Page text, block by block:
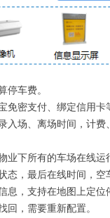
停车费。
密支付、绑定信用卡
场、离场时间，计费
业下所有的车场在线
，最后在线时间，空
，支持在地图上定位
回，需要重新配置。